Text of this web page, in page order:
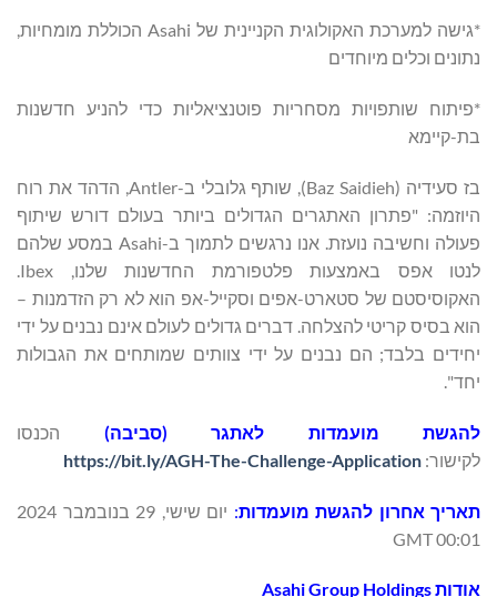
*גישה למערכת האקולוגית הקניינית של Asahi הכוללת מומחיות,
נתונים וכלים מיוחדים
*פיתוח שותפויות מסחריות פוטנציאליות כדי להניע חדשנות
בת-קיימא
בז סעידיה (Baz Saidieh), שותף גלובלי ב-Antler, הדהד את רוח
היוזמה: "פתרון האתגרים הגדולים ביותר בעולם דורש שיתוף
פעולה וחשיבה נועזת. אנו נרגשים לתמוך ב-Asahi במסע שלהם
לנטו אפס באמצעות פלטפורמת החדשנות שלנו, Ibex.
האקוסיסטם של סטארט-אפים וסקייל-אפ הוא לא רק הזדמנות –
הוא בסיס קריטי להצלחה. דברים גדולים לעולם אינם נבנים על ידי
יחידים בלבד; הם נבנים על ידי צוותים שמותחים את הגבולות
יחד".
להגשת מועמדות לאתגר (סביבה) הכנסו
לקישור: https://bit.ly/AGH-The-Challenge-Application
תאריך אחרון להגשת מועמדות:
יום שישי, 29 בנובמבר 2024
00:01 GMT
אודות Asahi Group Holdings